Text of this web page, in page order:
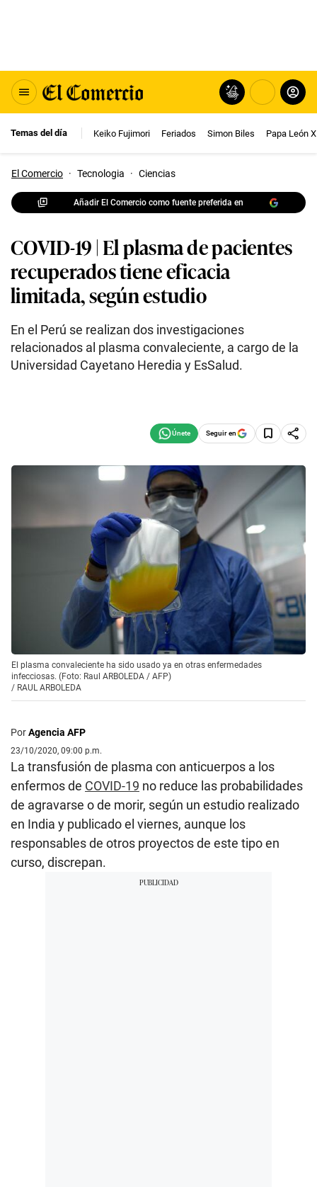
Temas del día Keiko Fujimori Feriados Simon Biles Papa León
El Comercio · Tecnologia · Ciencias
Añadir El Comercio como fuente preferida en
COVID-19 | El plasma de pacientes
recuperados tiene eficacia
limitada, según estudio
En el Perú se realizan dos investigaciones
relacionados al plasma convaleciente, a cargo de la
Universidad Cayetano Heredia y EsSalud.
Seguir en
El plasma convaleciente ha sido usado ya en otras enfermedades
infecciosas. (Foto: Raul ARBOLEDA / AFP)
/ RAUL ARBOLEDA
PorAgencia AFP
23/10/2020, 09:00 p.m.
La transfusión de plasma con anticuerpos a los
enfermos de COVID-19 no reduce las probabilidades
de agravarse o de morir, según un estudio realizado
en India y publicado el viernes, aunque los
responsables de otros proyectos de este tipo en
curso, discrepan.